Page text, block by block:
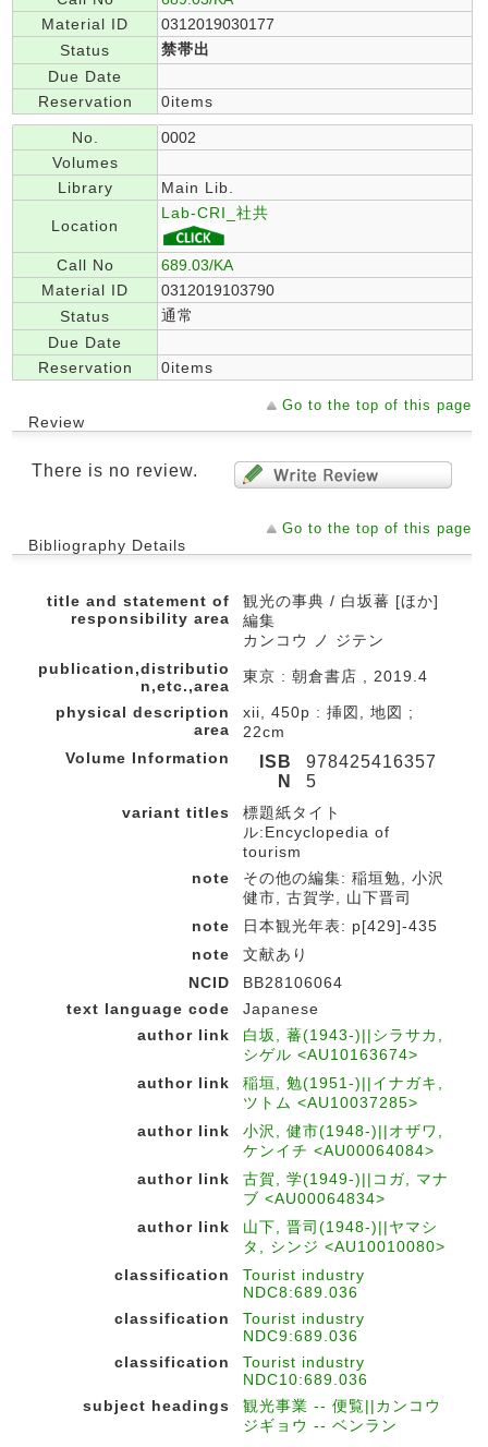
Material ID
0312019030177
Status
禁帯出
Due Date
Reservation
0items
No.
0002
Volumes
Library
Main Lib.
Location
Lab-CRI_社共
Call No
689.03/KA
Material ID
0312019103790
Status
通常
Due Date
Reservation
0items
Go to the top of this page
Review
There is no review.
Go to the top of this page
Bibliography Details
title and statement of
responsibility area
観光の事典 / 白坂蕃 [ほか]
編集
カンコウ ノ ジテン
publication,distributio
n,etc.,area
東京 : 朝倉書店 , 2019.4
physical description
area
xii, 450p : 挿図, 地図 ;
22cm
Volume Information
ISB
N
978425416357
5
variant titles
標題紙タイト
ル:Encyclopedia of
tourism
note
その他の編集: 稲垣勉, 小沢
健市, 古賀学, 山下晋司
note
日本観光年表: p[429]-435
note
文献あり
NCID
BB28106064
text language code
Japanese
author link
白坂, 蕃(1943-)||シラサカ,
シゲル <AU10163674>
author link
稲垣, 勉(1951-)||イナガキ,
ツトム <AU10037285>
author link
小沢, 健市(1948-)||オザワ,
ケンイチ <AU00064084>
author link
古賀, 学(1949-)||コガ, マナ
ブ <AU00064834>
author link
山下, 晋司(1948-)||ヤマシ
タ, シンジ <AU10010080>
classification
Tourist industry
NDC8:689.036
classification
Tourist industry
NDC9:689.036
classification
Tourist industry
NDC10:689.036
subject headings
観光事業 -- 便覧||カンコウ
ジギョウ -- ベンラン